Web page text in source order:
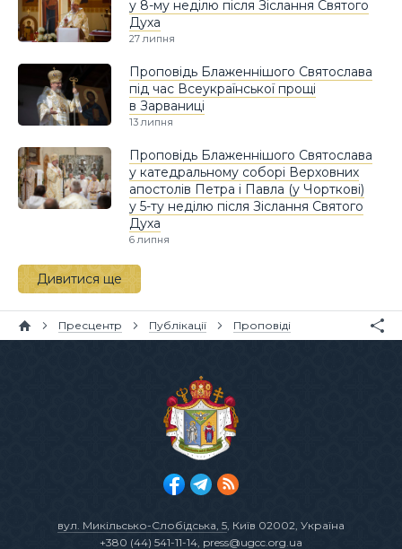
у 8-му неділю після Зіслання Святого
Духа
27 липня
Проповідь Блаженнішого Святослава
під час Всеукраїнської прощі
в Зарваниці
13 липня
Проповідь Блаженнішого Святослава
у катедральному соборі Верховних
апостолів Петра і Павла (у Чорткові)
у 5-ту неділю після Зіслання Святого
Духа
6 липня
Дивитися ще
Пресцентр Публікації Проповіді
вул. Микільсько-Слобідська, 5, Київ 02002, Україна
+380 (44) 541-11-14, press@ugcc.org.ua